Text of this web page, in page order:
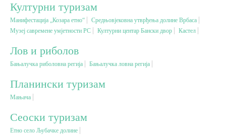
Лов и риболов
Сеоски туризам
Омладински туризам
Дестинације
Списак дестинација
Културни туризам
Манифестација „Козара етно“
Средњовјековна утврђења долине Врбаса
Музеј савремене умјетности РС
Културни центар Бански двор Кастел
Лов и риболов
Бањалучка риболовна регија Бањалучка ловна регија
Планински туризам
Мањача
Сеоски туризам
Етно село Љубачке долине